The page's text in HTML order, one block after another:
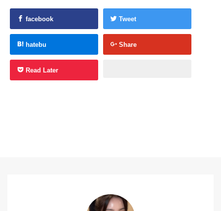
facebook Tweet
hatebu Share
Read Later